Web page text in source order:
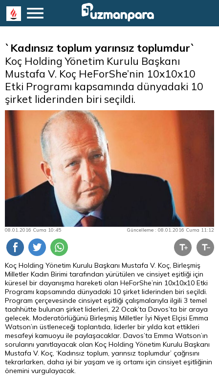
`Kadınsız toplum yarınsız toplumdur`
Koç Holding Yönetim Kurulu Başkanı
Mustafa V. Koç HeForShe’nin 10x10x10
Etki Programı kapsamında dünyadaki 10
şirket liderinden biri seçildi.
08.01.2016 Cuma 10:45 Güncelleme : 08.01.2016 Cuma 11:12
Koç Holding Yönetim Kurulu Başkanı Mustafa V. Koç, Birleşmiş
Milletler Kadın Birimi tarafından yürütülen ve cinsiyet eşitliği için
küresel bir dayanışma hareketi olan HeForShe’nin 10x10x10 Etki
Programı kapsamında dünyadaki 10 şirket liderinden biri seçildi.
Program çerçevesinde cinsiyet eşitliği çalışmalarıyla ilgili 3 temel
taahhütte bulunan şirket liderleri, 22 Ocak’ta Davos’ta bir araya
gelecek. Moderatörlüğünü Birleşmiş Milletler İyi Niyet Elçisi Emma
Watson’ın üstleneceği toplantıda, liderler bir yılda kat ettikleri
mesafeyi kamuoyu ile paylaşacaklar. Davos’ta Emma Watson’ın
sorularını yanıtlayacak olan Koç Holding Yönetim Kurulu Başkanı
Mustafa V. Koç, ‘Kadınsız toplum, yarınsız toplumdur’ çağrısını
tekrarlarken, daha iyi bir yaşam ve iş ortamı için cinsiyet eşitliğinin
önemini vurgulayacak.